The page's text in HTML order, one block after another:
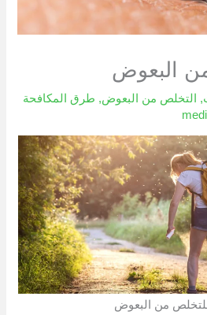
البعوض
, التخلص من البعوض, طرق المكافحة
من البعوض